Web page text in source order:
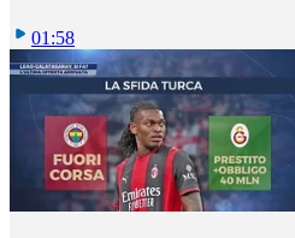
01:58